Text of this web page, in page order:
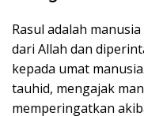
Rasul adalah
dari Allah dan
kepada umat
tauhid, mengajak
memperingatkan